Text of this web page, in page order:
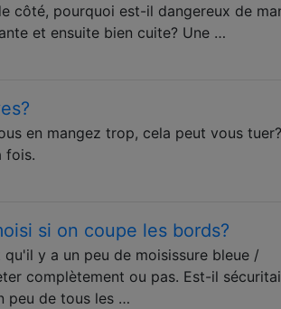
côté, pourquoi est-il dangereux de
et ensuite bien cuite? Une …
en mangez trop, cela peut vous
fois.
si on coupe les bords?
y a un peu de moisissure bleue /
complètement ou pas. Est-il
peu de tous les …